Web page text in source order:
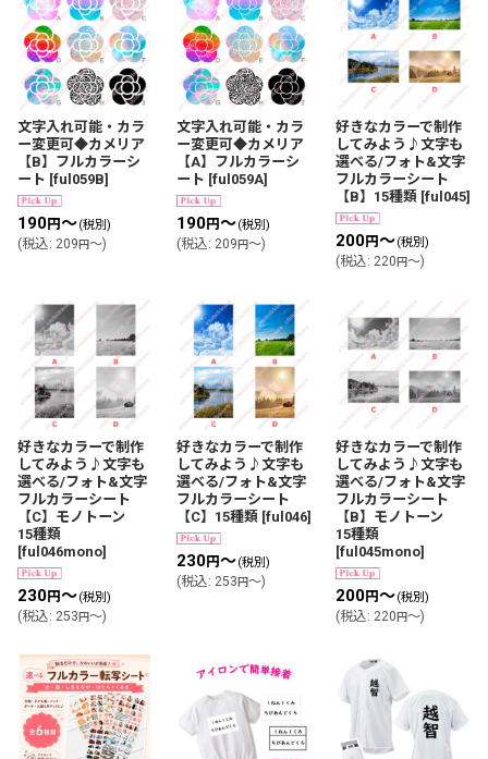
文字入れ可能・カラ
ー変更可◆カメリア
【B】フルカラーシ
ート [ful059B]
190円～(税別)
(税込: 209 円～)
文字入れ可能・カラ
ー変更可◆カメリア
【A】フルカラーシ
ート [ful059A]
190円～(税別)
(税込: 209 円～)
好きなカラーで制作
してみよう♪文字も
選べる/フォト&文字
フルカラーシート
【B】15種類 [ful045]
200円～(税別)
(税込: 220 円～)
好きなカラーで制作
してみよう♪文字も
選べる/フォト&文字
フルカラーシート
【C】モノトーン
15種類
[ful046mono]
230円～(税別)
(税込: 253 円～)
好きなカラーで制作
してみよう♪文字も
選べる/フォト&文字
フルカラーシート
【C】15種類 [ful046]
230円～(税別)
(税込: 253 円～)
好きなカラーで制作
してみよう♪文字も
選べる/フォト&文字
フルカラーシート
【B】モノトーン
15種類
[ful045mono]
200円～(税別)
(税込: 220 円～)